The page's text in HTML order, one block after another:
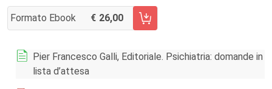
Formato Ebook 26,00
AGGIUNGI AL CARRELLO FASCICOLO 1/2019
Pier Francesco Galli, Editoriale. Psichiatria: domande in
lista d’attesa